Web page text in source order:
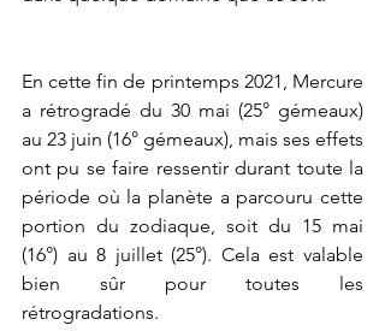
En cette fin de printemps 2021, Mercure
a rétrogradé du 30 mai (25° gémeaux)
au 23 juin (16° gémeaux), mais ses effets
ont pu se faire ressentir durant toute la
période où la planète a parcouru cette
portion du zodiaque, soit du 15 mai
(16°) au 8 juillet (25°). Cela est valable
bien sûr pour toutes les
rétrogradations.